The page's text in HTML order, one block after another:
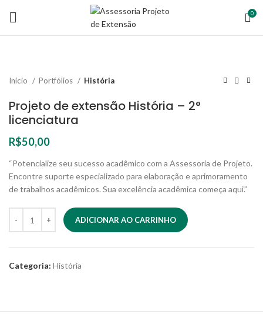
0
Início Portfólios História
Projeto de extensão História – 2°
licenciatura
R$50,00
“Potencialize seu sucesso acadêmico com a Assessoria de Projeto.
Encontre suporte especializado para elaboração e aprimoramento
de trabalhos acadêmicos. Sua excelência acadêmica começa aqui.”
ADICIONAR AO CARRINHO
Categoria: História